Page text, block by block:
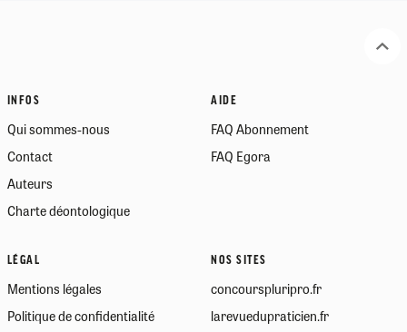
INFOS
Qui sommes-nous
Contact
Auteurs
Charte déontologique
AIDE
FAQ Abonnement
FAQ Egora
LÉGAL
Mentions légales
Politique de confidentialité
NOS SITES
concourspluripro.fr
larevuedupraticien.fr